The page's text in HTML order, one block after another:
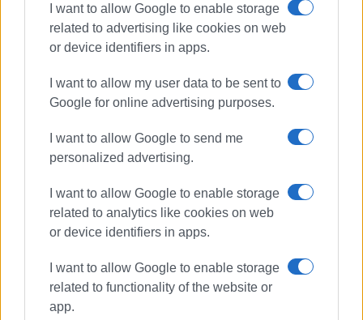
I want to allow Google to enable storage
related to advertising like cookies on web
or device identifiers in apps.
I want to allow my user data to be sent to
Google for online advertising purposes.
I want to allow Google to send me
personalized advertising.
I want to allow Google to enable storage
related to analytics like cookies on web
or device identifiers in apps.
I want to allow Google to enable storage
related to functionality of the website or
app.
Συνδρομητές στο e-paper